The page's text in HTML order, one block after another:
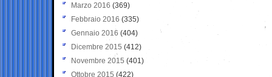
Marzo 2016 (369)
Febbraio 2016 (335)
Gennaio 2016 (404)
Dicembre 2015 (412)
Novembre 2015 (401)
Ottobre 2015 (422)